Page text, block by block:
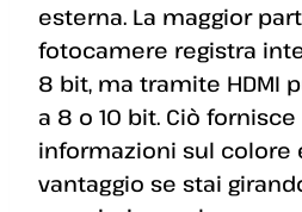
esterna. La maggior
fotocamere registra
8 bit, ma tramite HDMI
a 8 o 10 bit. Ciò
informazioni sul colore
vantaggio se stai